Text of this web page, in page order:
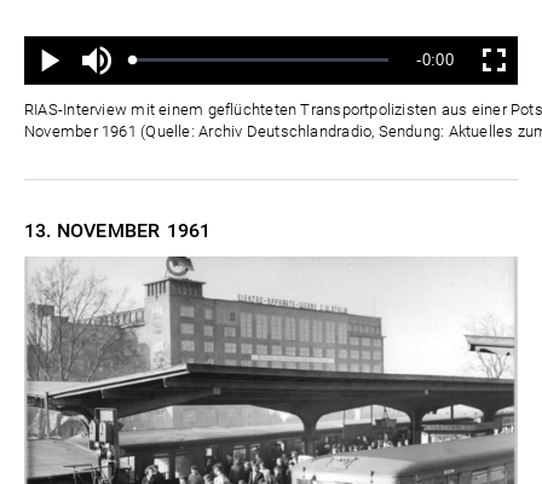
Wiedergabe
Ton
aus
Geladen:
Status:
Verbleibende
Zeit
-0:00 Vollbild
RIAS-Interview mit einem geflüchteten Transportpolizisten aus einer
November 1961 (Quelle: Archiv Deutschlandradio, Sendung: Aktuelles
13. NOVEMBER 1961